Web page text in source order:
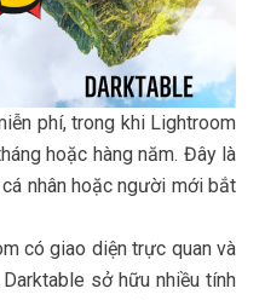
phí, trong khi Lightroom
hoặc hàng năm. Đây là
nhân hoặc người mới bắt
có giao diện trực quan và
sở hữu nhiều tính